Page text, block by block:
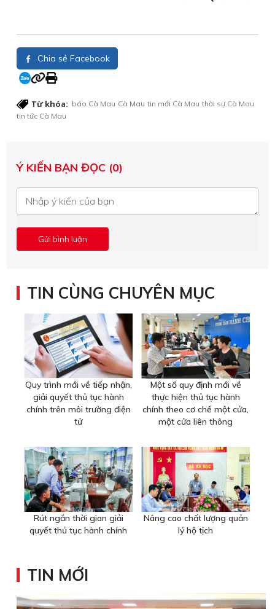
Chia sẻ Facebook
Từ khóa: báo Cà Mau Cà Mau tin mới Cà Mau thời sự Cà Mau
tin tức Cà Mau
Ý KIẾN BẠN ĐỌC (0)
TIN CÙNG CHUYÊN MỤC
Quy trình mới về tiếp nhận,
giải quyết thủ tục hành
chính trên môi trường điện
tử
Một số quy định mới về
thực hiện thủ tục hành
chính theo cơ chế một cửa,
một cửa liên thông
Rút ngắn thời gian giải
quyết thủ tục hành chính
Nâng cao chất lượng quản
lý hộ tịch
TIN MỚI